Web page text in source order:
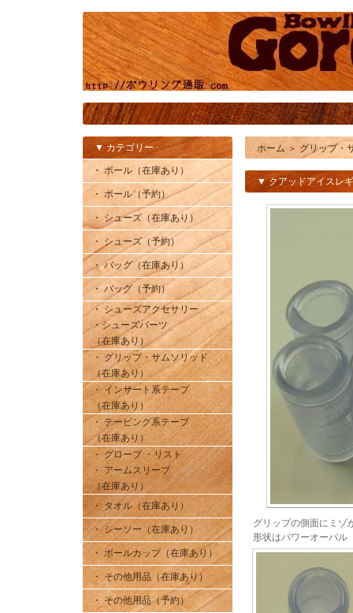
▼ カテゴリー
・ ボール（在庫あり）
・ ボール（予約）
・ シューズ（在庫あり）
・ シューズ（予約）
・ バッグ（在庫あり）
・ バッグ（予約）
・ シューズアクセサリー
・シューズパーツ
（在庫あり）
・ グリップ・サムソリッド
（在庫あり）
・ インサート系テープ
（在庫あり）
・ テーピング系テープ
（在庫あり）
・ グローブ ・リスト
・ アームスリーブ
（在庫あり）
・ タオル（在庫あり）
・ シーソー（在庫あり）
・ ボールカップ（在庫あり）
・ その他用品（在庫あり）
・ その他用品（予約）
ホーム ＞ グリップ・
▼ クアッドアイスレ
グリップの側面にミゾ
形状はパワーオーバル